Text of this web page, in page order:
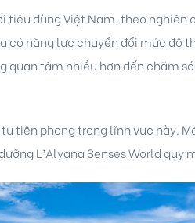
dùng Việt Nam, theo
có năng lực chuyển đổi mức độ
quan tâm nhiều hơn đến chăm
tiên phong trong lĩnh vực này.
L’Alyana Senses World quy